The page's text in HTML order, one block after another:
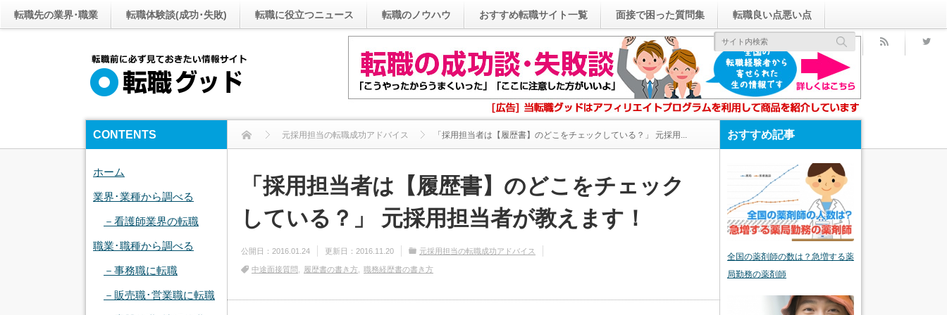
転職先の業界･職業 転職体験談(成功･失敗) 転職に役立つニュース 転職のノウハウ おすすめ転職サイト一覧 面接で困った質問集 転職良い点悪い点
rss
元採用担当の転職成功アドバイス 「採用担当者は【履歴書】のどこをチェックしている？」 元採用...
「採用担当者は【履歴書】のどこをチェック
している？」 元採用担当者が教えます！
公開日： 2016.01.24 更新日： 2016.11.20 元採用担当の転職成功アドバイス
中途面接質問 履歴書の書き方 職務経歴書の書き方
CONTENTS
ホーム
業界･業種から調べる
－看護師業界の転職
職業･職種から調べる
－事務職に転職
－販売職･営業職に転職
おすすめ記事
全国の薬剤師の数は？急増する薬
局勤務の薬剤師